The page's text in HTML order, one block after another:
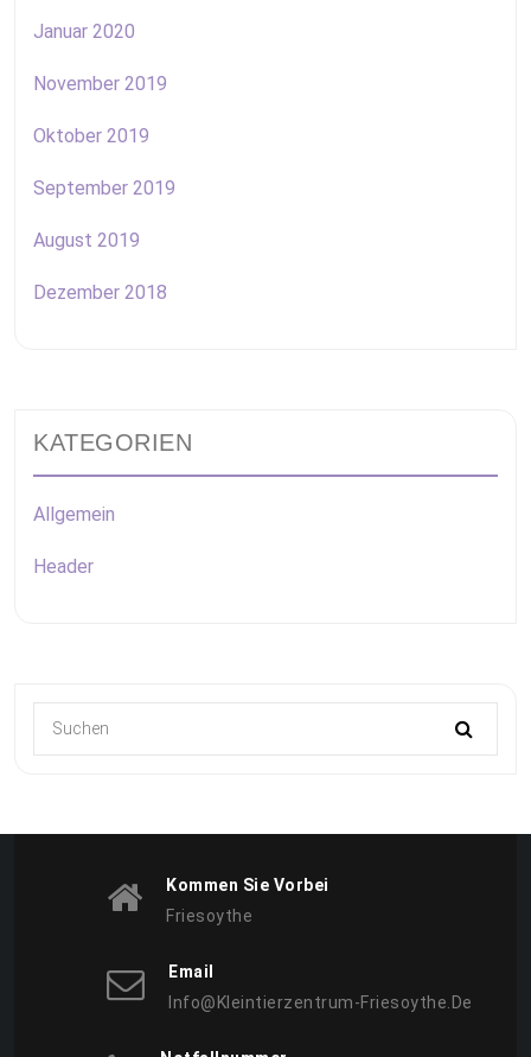
Januar 2020
November 2019
Oktober 2019
September 2019
August 2019
Dezember 2018
KATEGORIEN
Allgemein
Header
Kommen Sie Vorbei
Friesoythe
Email
Info@kleintierzentrum-Friesoythe.de